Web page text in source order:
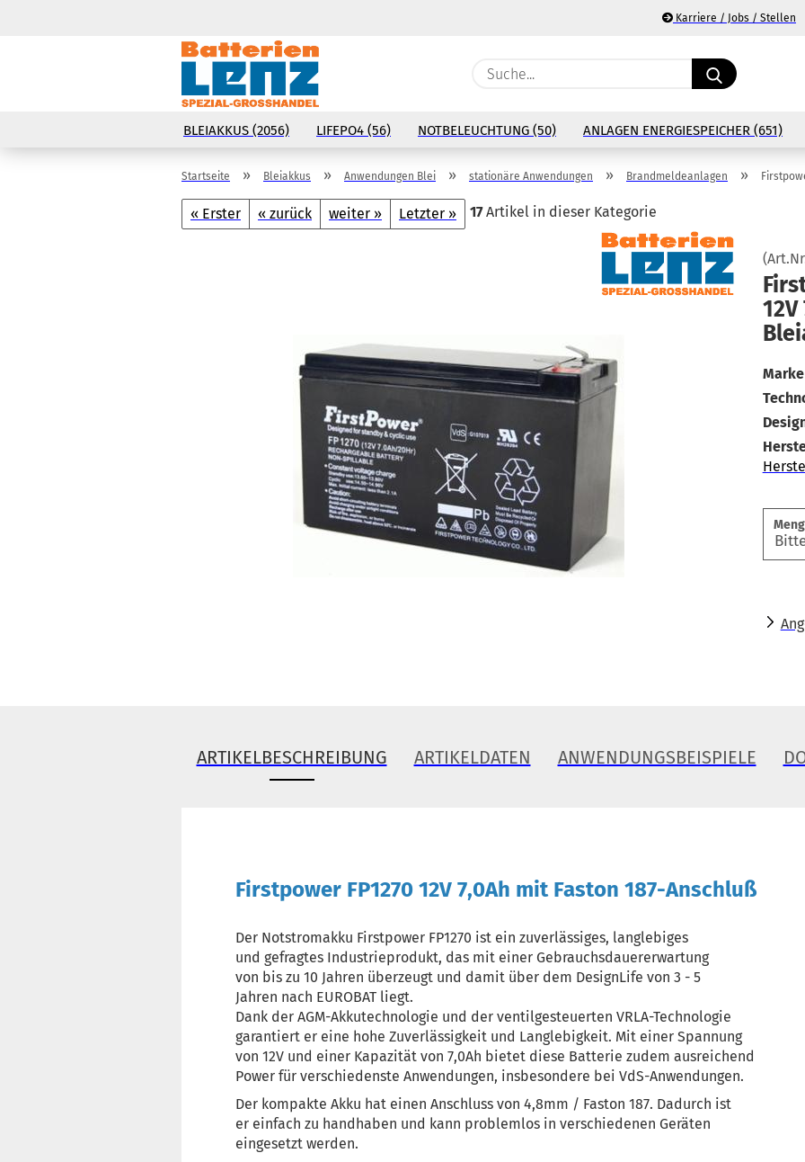
Karriere / Jobs / Stellen
Suche...
BLEIAKKUS (2056) LIFEPO4 (56) NOTBELEUCHTUNG (50) ANLAGEN ENERGIESPEICHER (651)
Startseite » Bleiakkus » Anwendungen Blei » stationäre Anwendungen » Brandmeldeanlagen »
« Erster « zurück weiter » Letzter » 17Artikel in dieser Kategorie
12V
ARTIKELBESCHREIBUNG ARTIKELDATEN ANWENDUNGSBEISPIELE
Firstpower FP1270 12V 7,0Ah mit Faston 187-Anschluß
Der Notstromakku Firstpower FP1270 ist ein zuverlässiges, langlebiges
und gefragtes Industrieprodukt, das mit einer Gebrauchsdauererwartung
von bis zu 10 Jahren überzeugt und damit über dem DesignLife von 3 - 5
Jahren nach EUROBAT liegt.
Dank der AGM-Akkutechnologie und der ventilgesteuerten VRLA-Technologie
garantiert er eine hohe Zuverlässigkeit und Langlebigkeit. Mit einer Spannung
von 12V und einer Kapazität von 7,0Ah bietet diese Batterie zudem ausreichend
Power für verschiedenste Anwendungen, insbesondere bei VdS-Anwendungen.
Der kompakte Akku hat einen Anschluss von 4,8mm / Faston 187. Dadurch ist
er einfach zu handhaben und kann problemlos in verschiedenen Geräten
eingesetzt werden.